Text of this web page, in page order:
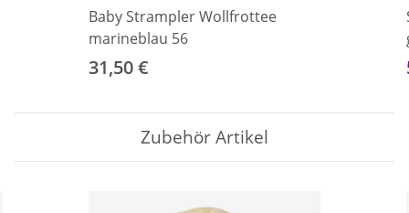
Baby Strampler Wollfrottee
marineblau 56
31,50 €
Zubehör Artikel